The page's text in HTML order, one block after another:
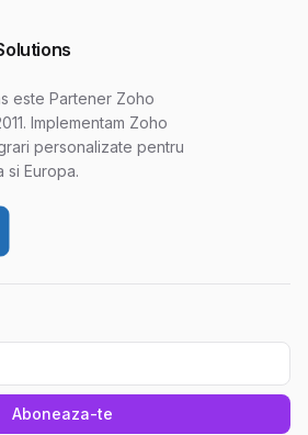
este Partener Zoho
Implementam Zoho
personalizate pentru
si Europa.
Aboneaza-te